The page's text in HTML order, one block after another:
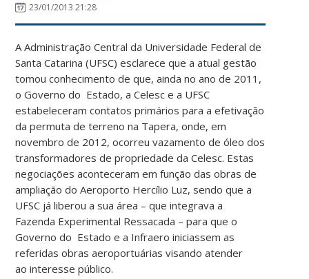
23/01/2013 21:28
A Administração Central da Universidade Federal de
Santa Catarina (UFSC) esclarece que a atual gestão
tomou conhecimento de que, ainda no ano de 2011,
o Governo do Estado, a Celesc e a UFSC
estabeleceram contatos primários para a efetivação
da permuta de terreno na Tapera, onde, em
novembro de 2012, ocorreu vazamento de óleo dos
transformadores de propriedade da Celesc. Estas
negociações aconteceram em função das obras de
ampliação do Aeroporto Hercílio Luz, sendo que a
UFSC já liberou a sua área – que integrava a
Fazenda Experimental Ressacada – para que o
Governo do Estado e a Infraero iniciassem as
referidas obras aeroportuárias visando atender
ao interesse público.